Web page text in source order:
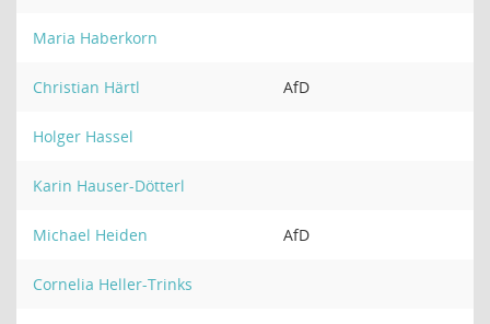
Maria Haberkorn
Christian Härtl AfD
Holger Hassel
Karin Hauser-Dötterl
Michael Heiden AfD
Cornelia Heller-Trinks